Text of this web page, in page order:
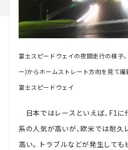
富士スピードウェイの夜間走行の様子
ー)からホームストレート方向を見て撮
富士スピードウェイ
日本ではレースといえば、F1に
系の人気が高いが、欧米では耐久
高い。トラブルなどが発生して